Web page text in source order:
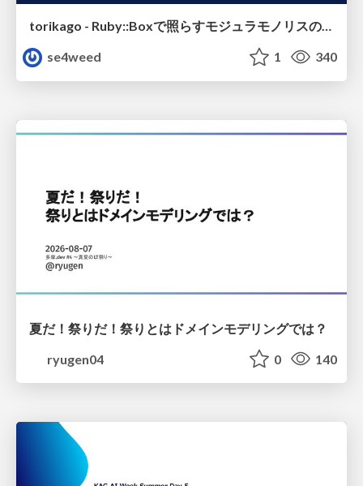
torikago - Ruby::Boxで照らすモジュラモノリスの実行境界
se4weed
1 340
夏だ！祭りだ！祭りとはドメインモデリングでは？
ryugen04
0 140